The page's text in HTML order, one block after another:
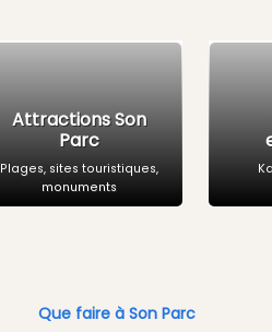
Attractions Son
Parc
Plages, sites touristiques,
monuments
Que faire à Son Parc